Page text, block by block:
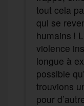
tout cela
qui se
humains !
violence
longue à
possible
trouvions
pour